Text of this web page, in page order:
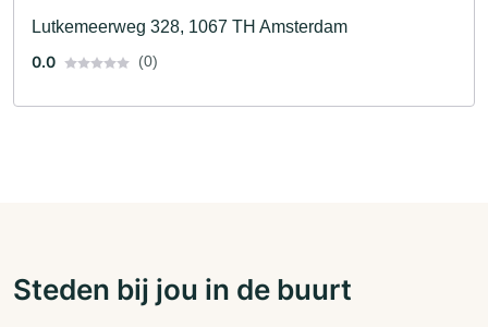
Lutkemeerweg 328, 1067 TH Amsterdam
0.0
(0)
Steden bij jou in de buurt